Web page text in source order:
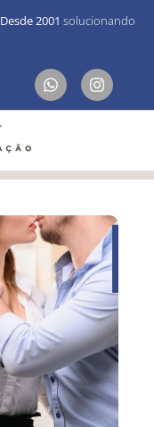
Desde 2001 solucionando